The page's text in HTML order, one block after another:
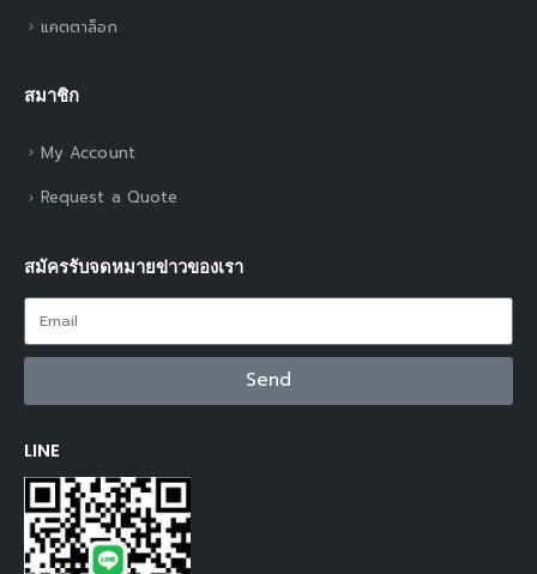
แคตตาล็อก
สมาชิก
My Account
Request a Quote
สมัครรับจดหมายข่าวของเรา
Send
LINE